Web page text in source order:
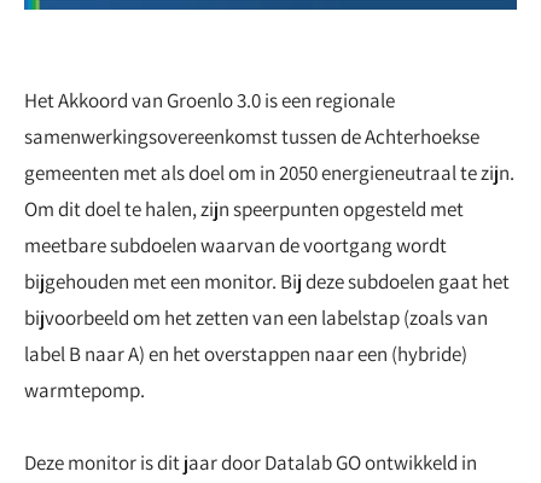
Het Akkoord van Groenlo 3.0 is een regionale
samenwerkingsovereenkomst tussen de Achterhoekse
gemeenten met als doel om in 2050 energieneutraal te zijn.
Om dit doel te halen, zijn speerpunten opgesteld met
meetbare subdoelen waarvan de voortgang wordt
bijgehouden met een monitor. Bij deze subdoelen gaat het
bijvoorbeeld om het zetten van een labelstap (zoals van
label B naar A) en het overstappen naar een (hybride)
warmtepomp.
Deze monitor is dit jaar door Datalab GO ontwikkeld in